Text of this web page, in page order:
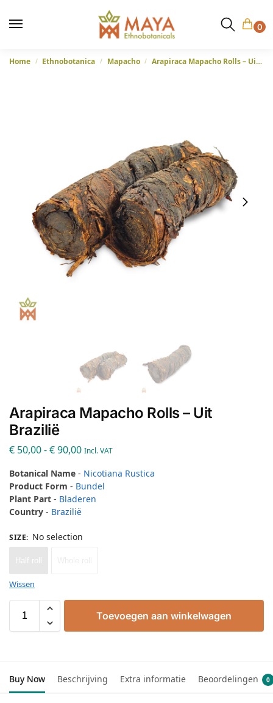
0
Home / Ethnobotanica / Mapacho / Arapiraca Mapacho Rolls – Uit Brazilië
Arapiraca Mapacho Rolls – Uit
Brazilië
€ 50,00-€90,00 Incl. VAT
Botanical Name - Nicotiana Rustica
Product Form - Bundel
Plant Part - Bladeren
Country - Brazilië
SIZE: No selection
Half roll
Wissen
Toevoegen aan winkelwagen
Buy Now Beschrijving Extra informatie Beoordelingen 0